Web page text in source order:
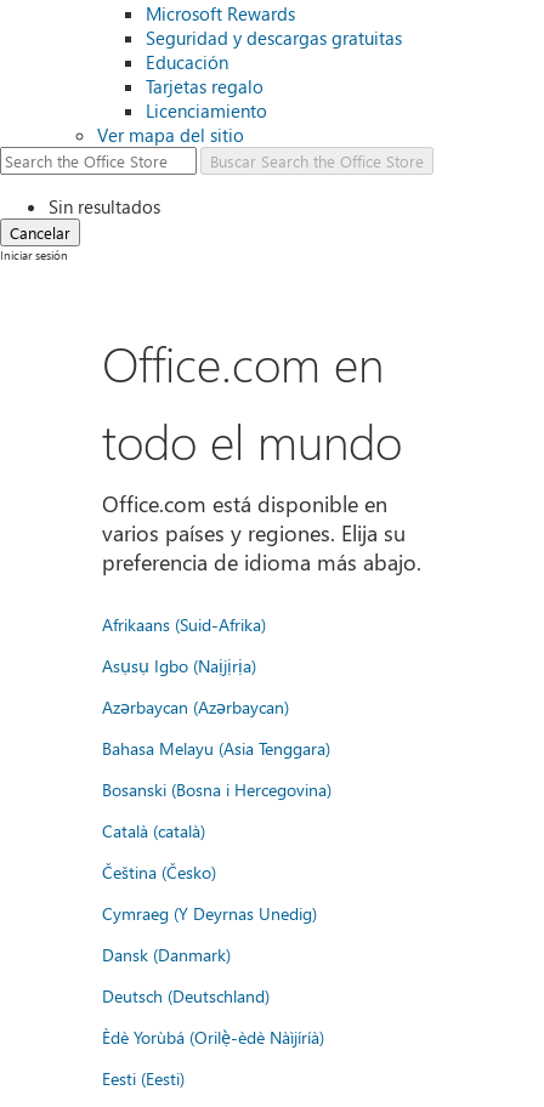
Microsoft Rewards
Seguridad y descargas gratuitas
Educación
Tarjetas regalo
Licenciamiento
Ver mapa del sitio
Buscar Search the Office Store
Sin resultados
Cancelar
Iniciar sesión
Office.com en
todo el mundo
Office.com está disponible en
varios países y regiones. Elija su
preferencia de idioma más abajo.
Afrikaans (Suid-Afrika)
Asụsụ Igbo (Naịjịrịa)
Azərbaycan (Azərbaycan)
Bahasa Melayu (Asia Tenggara)
Bosanski (Bosna i Hercegovina)
Català (català)
Čeština (Česko)
Cymraeg (Y Deyrnas Unedig)
Dansk (Danmark)
Deutsch (Deutschland)
Èdè Yorùbá (Orilẹ̀-èdè Nàìjíríà)
Eesti (Eesti)